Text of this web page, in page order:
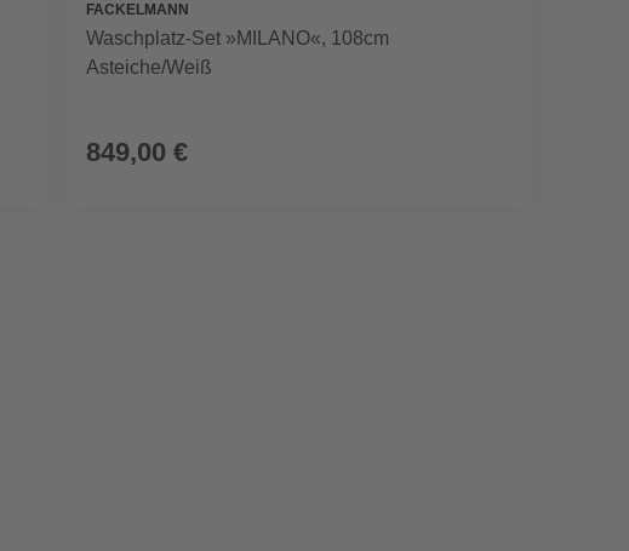
FACKELMANN
Waschplatz-Set »MILANO«, 108cm
Asteiche/Weiß
849,00 €